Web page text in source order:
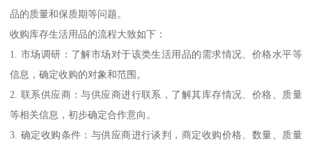
品的质量和保质期等问题。
收购库存生活用品的流程大致如下：
1. 市场调研：了解市场对于该类生活用品的需求情况、价格水平等
信息，确定收购的对象和范围。
2. 联系供应商：与供应商进行联系，了解其库存情况、价格、质量
等相关信息，初步确定合作意向。
3. 确定收购条件：与供应商进行谈判，商定收购价格、数量、质量